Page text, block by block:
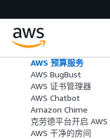
AWS Billing 控制台
亚马逊生物发现
Amazon Braket
AWS 预算服务
AWS BugBust
AWS 证书管理器
AWS Chatbot
Amazon Chime
克劳德平台开启 AWS
AWS 干净的房间